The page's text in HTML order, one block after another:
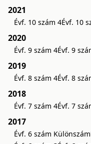
2021
Évf. 10 szám 4Évf. 10
2020
Évf. 9 szám 4Évf. 9
2019
Évf. 8 szám 4Évf. 8
2018
Évf. 7 szám 4Évf. 7
2017
Évf. 6 szám Különszám